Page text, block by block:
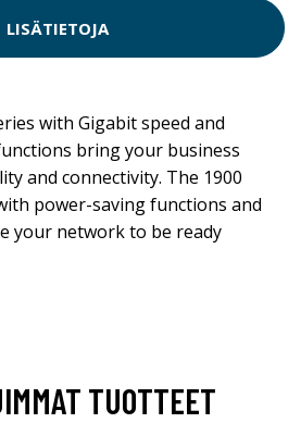
LISÄTIETOJA
with Gigabit speed and
bring your business
and connectivity. The 1900
power-saving functions and
your network to be ready
TUOTTEET